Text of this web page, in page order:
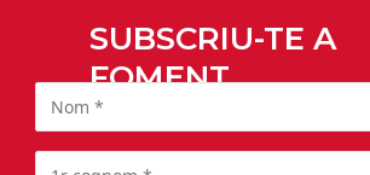
SUBSCRIU-TE A
FOMENT